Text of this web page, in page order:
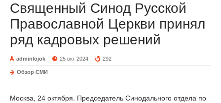
Священный Синод Русской
Православной Церкви принял
ряд кадровых решений
adminlojok 25 окт 2024 292
Обзор СМИ
Москва, 24 октября. Председатель Синодального отдела по